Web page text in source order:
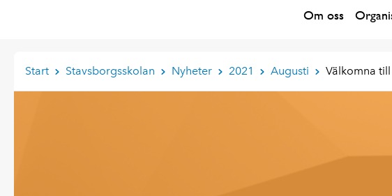
Om oss
Start Stavsborgsskolan Nyheter 2021 Augusti Välkomna